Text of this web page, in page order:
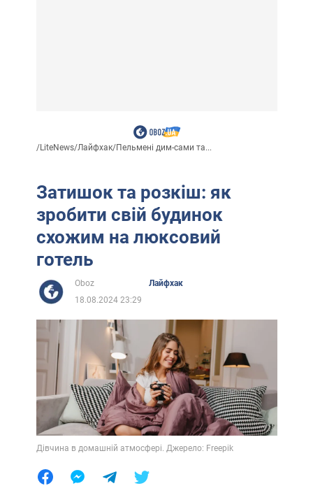
/LiteNews/Лайфхак/Пельмені дим-сами та...
Затишок та розкіш: як
зробити свій будинок
схожим на люксовий
готель
Oboz
Лайфхак
18.08.2024 23:29
Дівчина в домашній атмосфері. Джерело: Freepik